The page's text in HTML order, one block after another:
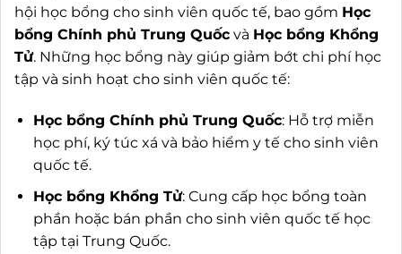
hội học bổng cho sinh viên quốc tế, bao gồm Học
bổng Chính phủ Trung Quốc và Học bổng Khổng
Tử. Những học bổng này giúp giảm bớt chi phí học
tập và sinh hoạt cho sinh viên quốc tế:
Học bổng Chính phủ Trung Quốc: Hỗ trợ miễn
học phí, ký túc xá và bảo hiểm y tế cho sinh viên
quốc tế.
Học bổng Khổng Tử: Cung cấp học bổng toàn
phần hoặc bán phần cho sinh viên quốc tế học
tập tại Trung Quốc.